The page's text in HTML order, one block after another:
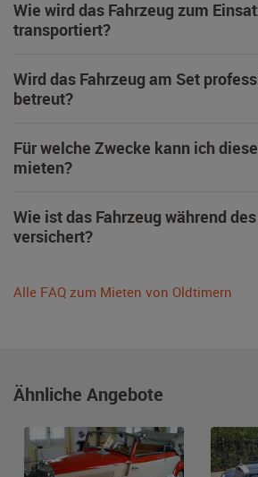
Wie wird das Fahrzeug zum
transportiert?
Wird das Fahrzeug am Set
betreut?
Für welche Zwecke kann ich
mieten?
Wie ist das Fahrzeug während
versichert?
Alle FAQ zum Mieten von Oldtimern
Ähnliche Angebote